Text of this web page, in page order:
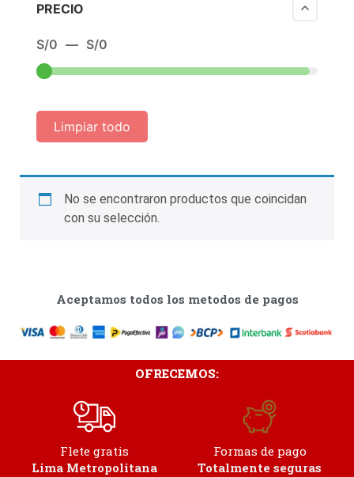
PRECIO
S/0 — S/0
Limpiar todo
No se encontraron productos que coincidan
con su selección.
Aceptamos todos los metodos de pagos
OFRECEMOS:
Flete gratis
Lima Metropolitana
Formas de pago
Totalmente seguras